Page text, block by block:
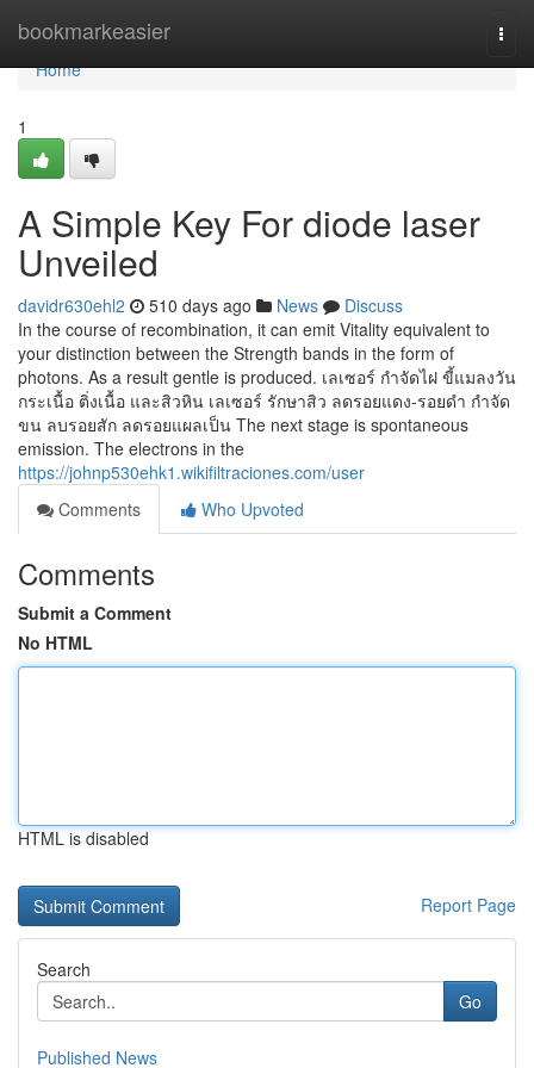
bookmarkeasier
Home
Home
1
A Simple Key For diode laser
Unveiled
davidr630ehl2 510 days ago News
Discuss
In the course of recombination, it can emit Vitality equivalent to
your distinction between the Strength bands in the form of
photons. As a result gentle is produced. เลเซอร์ กำจัดไฝ ขี้แมลงวัน
กระเนื้อ ติ่งเนื้อ และสิวหิน เลเซอร์ รักษาสิว ลดรอยแดง-รอยดำ กำจัด
ขน ลบรอยสัก ลดรอยแผลเป็น The next stage is spontaneous
emission. The electrons in the
https://johnp530ehk1.wikifiltraciones.com/user
Comments
Who Upvoted
Comments
Submit a Comment
No HTML
HTML is disabled
Report Page
Search
Go
Published News